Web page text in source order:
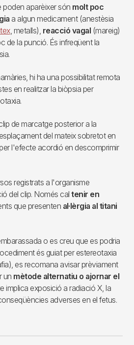
aparèixer són molt poc
a algun medicament (anestèsia
, metalls), reacció vagal (mareig)
de la punció. És infreqüent la
hi ha una possibilitat remota
en realitzar la biòpsia per
de marcatge posterior a la
del mateix sobretot en
l'efecte acordió en descomprimir
registrats a l'organisme
del clip. Només cal tenir en
que presenten al·lèrgia al titani
o es creu que es podria
és guiat per estereotaxia
es recomana avisar prèviament
un mètode alternatiu o ajornar el
implica exposició a radiació X, la
adverses en el fetus.